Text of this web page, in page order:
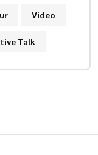
Video
Talk